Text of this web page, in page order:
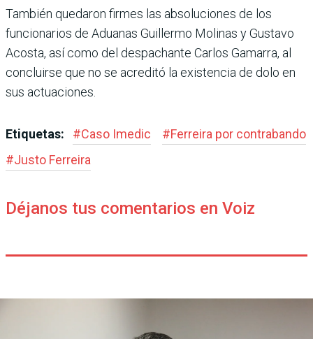
También quedaron firmes las absoluciones de los
funciona­rios de Aduanas Guillermo Molinas y Gustavo
Acosta, así como del despachante Carlos Gamarra, al
concluirse que no se acreditó la existencia de dolo en
sus actuaciones.
Etiquetas: #Caso Imedic #Ferreira por contrabando
#Justo Ferreira
Déjanos tus comentarios en Voiz